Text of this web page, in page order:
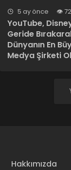
5 ay önce
YouTube,
Geride
Dünyanın En
Medya Şirketi
Hakkımızda